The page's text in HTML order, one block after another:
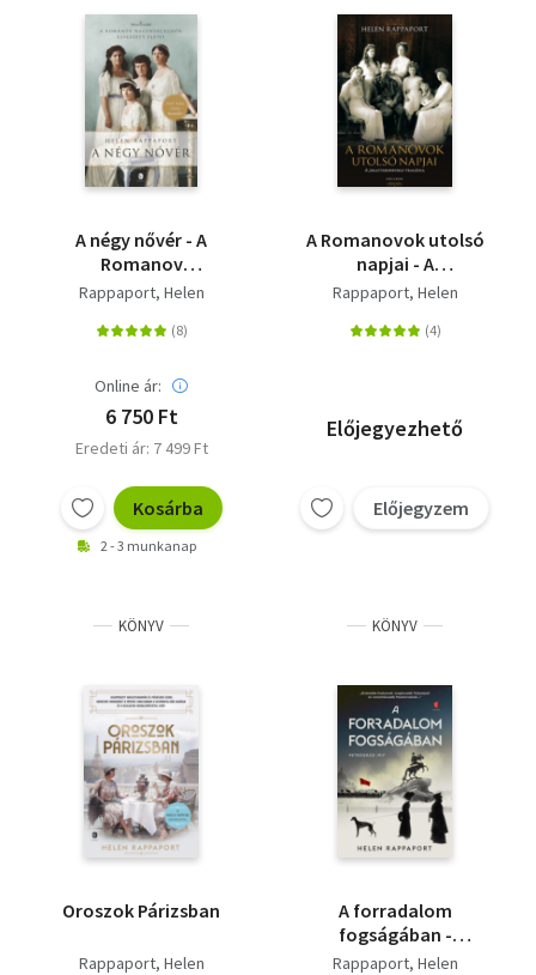
Társadalomtudomány
Természettudomány
Történelem
A négy nővér - A
Romanov
nagyhercegnők
Rappaport, Helen
Online ár:
6 750 Ft
Eredeti ár: 7 499 Ft
Kosárba
2 - 3 munkanap
A Romanovok utolsó
napjai - A
jekatyerinburgi
Rappaport, Helen
Előjegyezhető
Előjegyzem
KÖNYV
Oroszok Párizsban
Rappaport, Helen
KÖNYV
A forradalom
fogságában -
Petrográd 1917
Rappaport, Helen